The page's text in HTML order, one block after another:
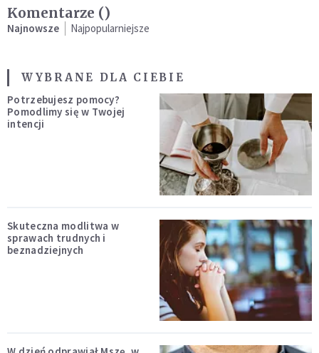
Komentarze ()
Najnowsze Najpopularniejsze
WYBRANE DLA CIEBIE
Potrzebujesz pomocy?
Pomodlimy się w Twojej
intencji
Skuteczna modlitwa w
sprawach trudnych i
beznadziejnych